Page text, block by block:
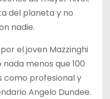
del planeta y no
nadie.
el joven Mazzinghi
menos que 100
como profesional y
Angelo Dundee.